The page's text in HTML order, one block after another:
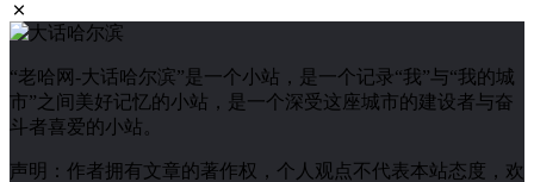
“老哈网-大话哈尔滨”是一个小站，是一个记录“我”与“我的城
市”之间美好记忆的小站，是一个深受这座城市的建设者与奋
斗者喜爱的小站。
声明：作者拥有文章的著作权，个人观点不代表本站态度，欢